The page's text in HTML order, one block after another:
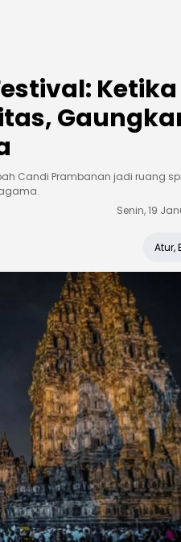
Candi Prambanan jadi ruang
Senin, 19
Atur,